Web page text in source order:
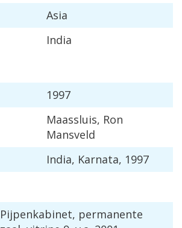
Asia
India
1997
Maassluis, Ron
Mansveld
India, Karnata, 1997
Pijpenkabinet, permanente